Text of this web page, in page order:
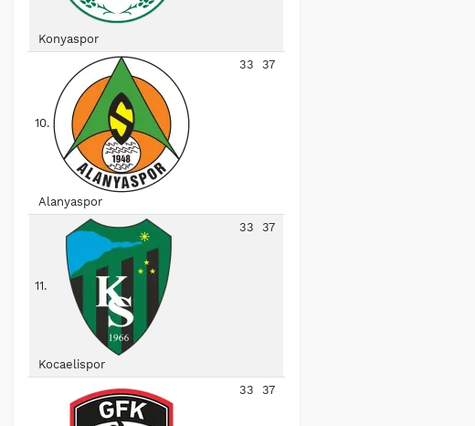
Konyaspor
10.
Alanyaspor
33 37
11.
Kocaelispor
33 37
33 37